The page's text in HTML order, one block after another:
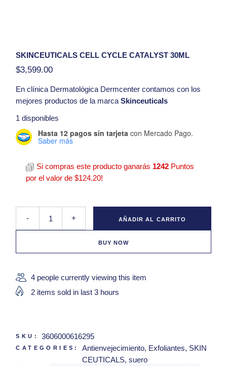
SKINCEUTICALS CELL CYCLE CATALYST 30ML
$3,599.00
En clínica Dermatológica Dermcenter contamos con los
mejores productos de la marcaSkinceuticals
Presentación:
Hola, tengo una duda con respecto al producto
Skinceuticals Cell Cycle catalyst 30ml
1 disponibles
Hasta 12 pagos sin tarjeta con Mercado Pago.
Saber más
Si compras este producto ganarás 1242 Puntos
por el valor de$124.20!
Skinceuticals Cell Cycle catalyst 30ml quantity
-
+ AÑADIR AL CARRITO
BUY NOW
4 people currently viewing this item
2 items sold in last 3 hours
SKU: 3606000616295
CATEGORIES: Antienvejecimiento, Exfoliantes, SKIN
CEUTICALS, suero